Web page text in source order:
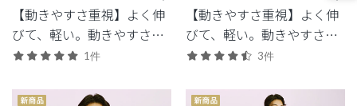
【動きやすさ重視】よく伸
びて、軽い。動きやすさと
体感を重視した定番・高機
1件
【動きやすさ重視】よく伸
びて、軽い。動きやすさと
体感を重視した定番・高機
3件